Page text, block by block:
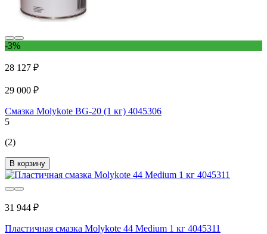
-3%
28 127 ₽
29 000 ₽
Смазка Molykote BG-20 (1 кг) 4045306
5
(2)
В корзину
31 944 ₽
Пластичная смазка Molykote 44 Medium 1 кг 4045311